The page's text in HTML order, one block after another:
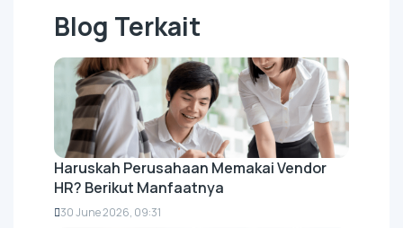
Blog Terkait
Haruskah Perusahaan Memakai Vendor
HR? Berikut Manfaatnya
30 June 2026, 09:31